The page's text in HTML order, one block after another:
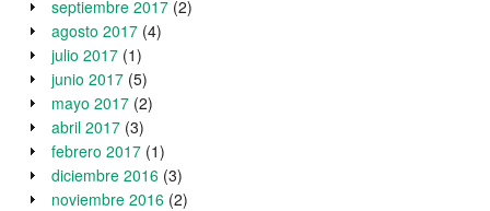
septiembre 2017 (2)
agosto 2017 (4)
julio 2017 (1)
junio 2017 (5)
mayo 2017 (2)
abril 2017 (3)
febrero 2017 (1)
diciembre 2016 (3)
noviembre 2016 (2)